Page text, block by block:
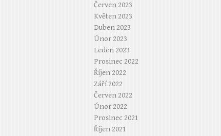
Červen 2023
Květen 2023
Duben 2023
Únor 2023
Leden 2023
Prosinec 2022
Říjen 2022
Září 2022
Červen 2022
Únor 2022
Prosinec 2021
Říjen 2021